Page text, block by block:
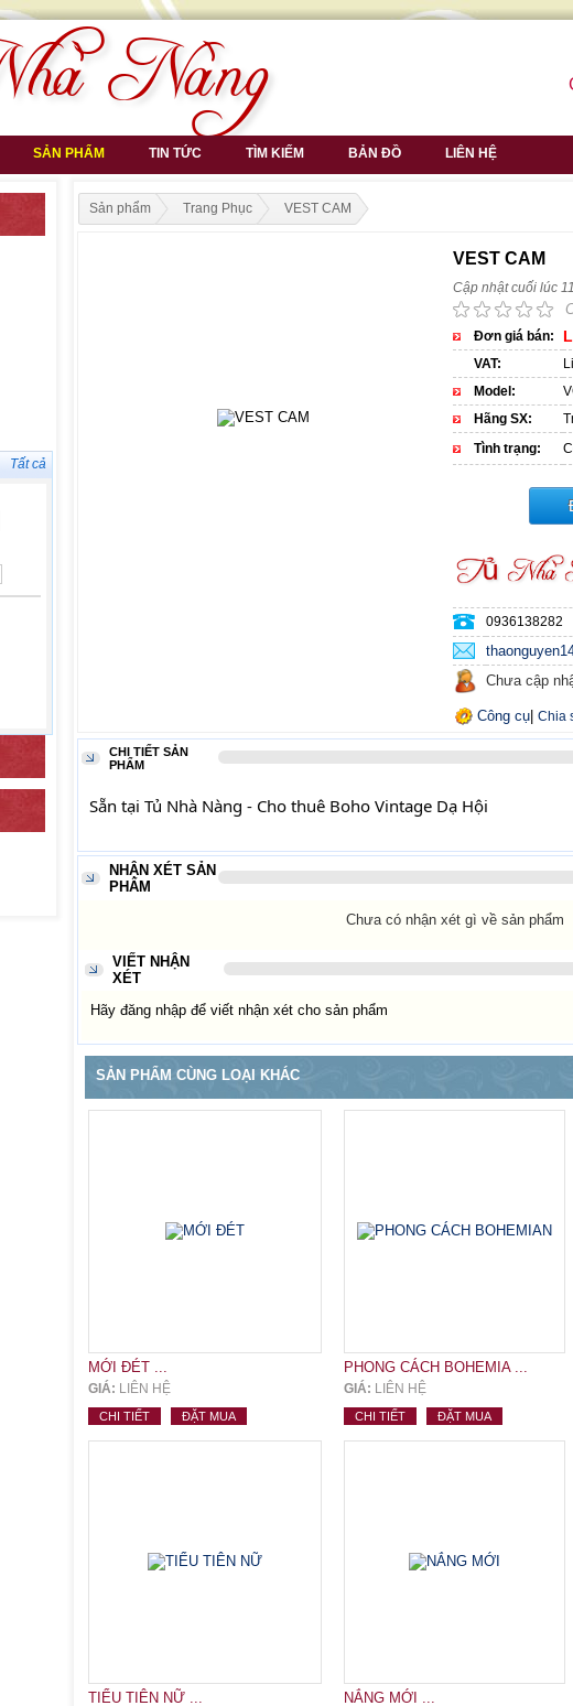
SẢN PHẨM TIN TỨC TÌM KIẾM BẢN ĐỒ LIÊN HỆ
Tất cả
Sản phẩm Trang Phục VEST CAM
VEST CAM
Cập nhật cuối lúc
Đơn giá bán:
VAT:
Model:
Hãng SX:
Tình trạng:
0936138282
Chưa cập
Chia
Công cụ
CHI TIẾT SẢN
PHẨM
Sẵn tại Tủ Nhà Nàng - Cho thuê Boho Vintage Dạ Hội
NHẬN XÉT SẢN
PHẨM
Chưa có nhận xét gì về sản phẩm
VIẾT NHẬN
XÉT
Hãy đăng nhập để viết nhận xét cho sản phẩm
SẢN PHẨM CÙNG LOẠI KHÁC
MỚI ĐÉT ...
GIÁ: LIÊN HỆ
CHI TIẾT ĐẶT MUA
PHONG CÁCH BOHEMIA ...
GIÁ: LIÊN HỆ
CHI TIẾT ĐẶT MUA
TIỂU TIÊN NỮ ... NẮNG MỚI ...